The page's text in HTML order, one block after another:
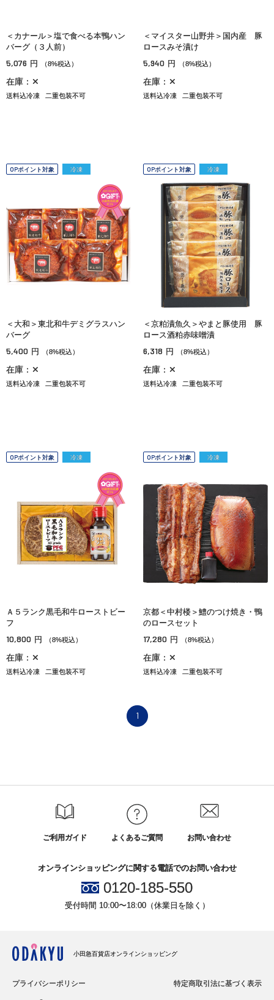
＜カナール＞塩で食べる本鴨ハン
バーグ（３人前）
5,076 円 （8%税込）
在庫：✕
送料込冷凍 二重包装不可
＜マイスター山野井＞国内産 豚
ロースみそ漬け
5,940 円 （8%税込）
在庫：✕
送料込冷凍 二重包装不可
OPポイント対象 冷凍
＜大和＞東北和牛デミグラスハン
バーグ
5,400 円 （8%税込）
在庫：✕
送料込冷凍 二重包装不可
OPポイント対象 冷凍
＜京粕漬魚久＞やまと豚使用 豚
ロース酒粕赤味噌漬
6,318 円 （8%税込）
在庫：✕
送料込冷凍 二重包装不可
OPポイント対象 冷凍
Ａ５ランク黒毛和牛ローストビー
フ
10,800 円 （8%税込）
在庫：✕
送料込冷凍 二重包装不可
OPポイント対象 冷凍
京都＜中村楼＞鱧のつけ焼き・鴨
のロースセット
17,280 円 （8%税込）
在庫：✕
送料込冷凍 二重包装不可
1
ご利用ガイド よくあるご質問 お問い合わせ
オンラインショッピングに関する電話でのお問い合わせ
0120-185-550
受付時間 10:00〜18:00（休業日を除く）
小田急百貨店オンラインショッピング
プライバシーポリシー 特定商取引法に基づく表示